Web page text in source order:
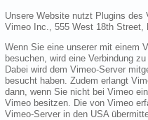
Unsere Website nutzt Plugins
Vimeo Inc., 555 West 18th Street,
Wenn Sie eine unserer mit einem
besuchen, wird eine Verbindung
Dabei wird dem Vimeo-Server
besucht haben. Zudem erlangt
dann, wenn Sie nicht bei Vimeo
Vimeo besitzen. Die von Vimeo
Vimeo-Server in den USA